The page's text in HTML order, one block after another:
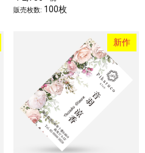
販売枚数: 100枚
新作
カートへ進む